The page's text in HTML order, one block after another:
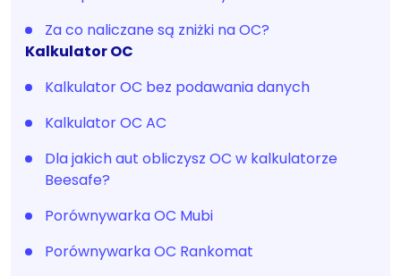
Za co naliczane są zniżki na OC?
Kalkulator OC
Kalkulator OC bez podawania danych
Kalkulator OC AC
Dla jakich aut obliczysz OC w kalkulatorze
Beesafe?
Porównywarka OC Mubi
Porównywarka OC Rankomat